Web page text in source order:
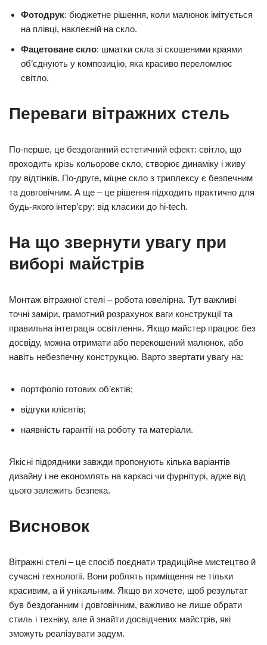
Фотодрук: бюджетне рішення, коли малюнок імітується
на плівці, наклеєній на скло.
Фацетоване скло: шматки скла зі скошеними краями
об’єднують у композицію, яка красиво переломлює
світло.
Переваги вітражних стель
По-перше, це бездоганний естетичний ефект: світло, що
проходить крізь кольорове скло, створює динаміку і живу
гру відтінків. По-друге, міцне скло з триплексу є безпечним
та довговічним. А ще – це рішення підходить практично для
будь-якого інтер’єру: від класики до hi-tech.
На що звернути увагу при
виборі майстрів
Монтаж вітражної стелі – робота ювелірна. Тут важливі
точні заміри, грамотний розрахунок ваги конструкції та
правильна інтеграція освітлення. Якщо майстер працює без
досвіду, можна отримати або перекошений малюнок, або
навіть небезпечну конструкцію. Варто звертати увагу на:
портфоліо готових об’єктів;
відгуки клієнтів;
наявність гарантії на роботу та матеріали.
Якісні підрядники завжди пропонують кілька варіантів
дизайну і не економлять на каркасі чи фурнітурі, адже від
цього залежить безпека.
Висновок
Вітражні стелі – це спосіб поєднати традиційне мистецтво й
сучасні технології. Вони роблять приміщення не тільки
красивим, а й унікальним. Якщо ви хочете, щоб результат
був бездоганним і довговічним, важливо не лише обрати
стиль і техніку, але й знайти досвідчених майстрів, які
зможуть реалізувати задум.